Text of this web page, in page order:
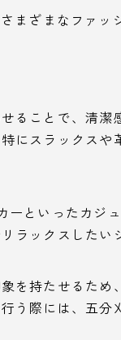
まざまなファ
ることで、清
にスラックス
ーといったカジ
ラックスしたい
を持たせるため
う際には、五分